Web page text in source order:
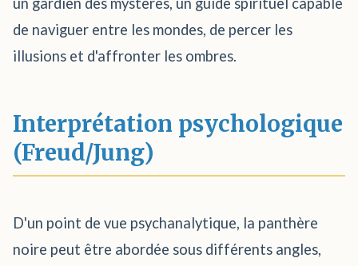
de naviguer entre les mondes, de percer les
illusions et d'affronter les ombres.
Interprétation psychologique
(Freud/Jung)
D'un point de vue psychanalytique, la panthère
noire peut être abordée sous différents angles,